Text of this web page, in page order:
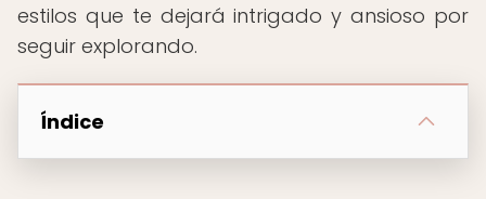
estilos que te dejará intrigado y ansioso por
seguir explorando.
Índice